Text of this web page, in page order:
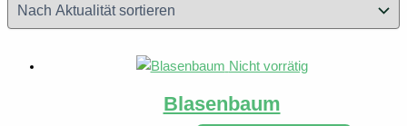
Nicht vorrätig
Blasenbaum